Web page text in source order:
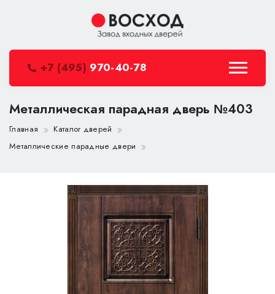
+7 (495) 970-40-78
Металлическая парадная дверь №403
Главная
Каталог дверей
Металлические парадные двери